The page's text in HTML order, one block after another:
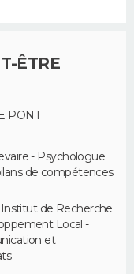
ÊTRE
PONT
- Psychologue
de compétences
de Recherche
Local -
et